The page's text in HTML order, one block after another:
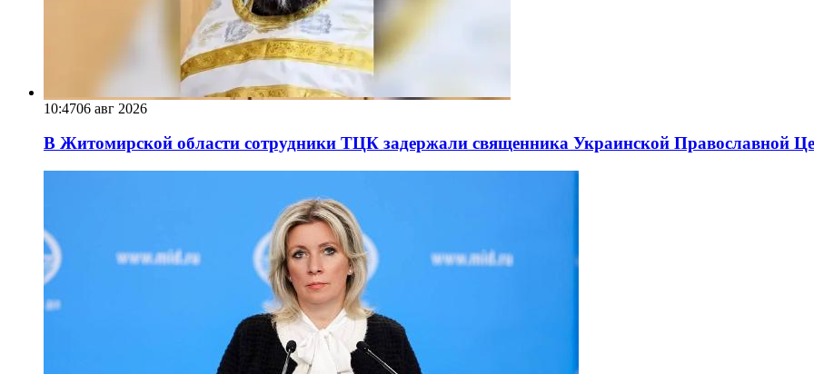
10:4706 авг 2026
В Житомирской области сотрудники ТЦК задержали священника Украинской Православной